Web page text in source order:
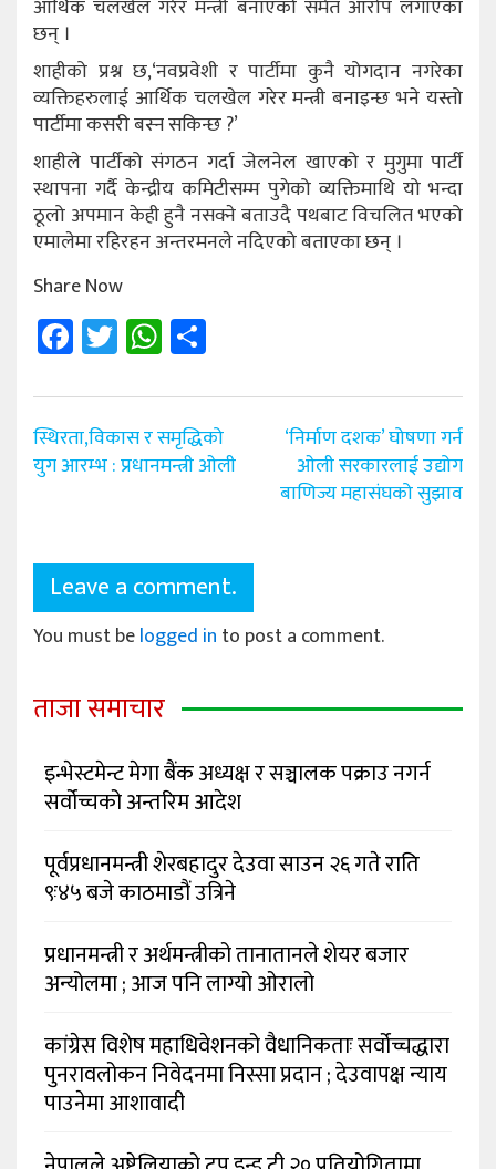
आर्थिक चलखेल गरेर मन्त्री बनाएको समेत आरोप लगाएका
छन् ।
शाहीको प्रश्न छ,‘नवप्रवेशी र पार्टीमा कुनै योगदान नगरेका
व्यक्तिहरुलाई आर्थिक चलखेल गरेर मन्त्री बनाइन्छ भने यस्तो
पार्टीमा कसरी बस्न सकिन्छ ?’
शाहीले पार्टीको संगठन गर्दा जेलनेल खाएको र मुगुमा पार्टी
स्थापना गर्दै केन्द्रीय कमिटीसम्म पुगेको व्यक्तिमाथि यो भन्दा
ठूलो अपमान केही हुनै नसक्ने बताउदै पथबाट विचलित भएको
एमालेमा रहिरहन अन्तरमनले नदिएको बताएका छन् ।
Share Now
Facebook
TwitterWhatsApp
Post
navigation
स्थिरता,विकास र समृद्धिको
युग आरम्भ : प्रधानमन्त्री ओली
‘निर्माण दशक’ घोषणा गर्न
ओली सरकारलाई उद्योग
बाणिज्य महासंघको सुझाव
Leave a comment.
You must belogged in to post a comment.
ताजा समाचार
इन्भेस्टमेन्ट मेगा बैंक अध्यक्ष र सञ्चालक पक्राउ नगर्न
सर्वोच्चको अन्तरिम आदेश
पूर्वप्रधानमन्त्री शेरबहादुर देउवा साउन २६ गते राति
९ः४५ बजे काठमाडौं उत्रिने
प्रधानमन्त्री र अर्थमन्त्रीको तानातानले शेयर बजार
अन्योलमा ; आज पनि लाग्यो ओरालो
कांग्रेस विशेष महाधिवेशनको वैधानिकताः सर्वोच्चद्धारा
पुनरावलोकन निवेदनमा निस्सा प्रदान ; देउवापक्ष न्याय
पाउनेमा आशावादी